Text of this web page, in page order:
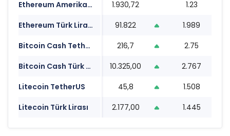
Ethereum Amerikan Doları
1.930,72 1.23
Ethereum Türk Lirası
91.822 1.989
Bitcoin Cash TetherUS
216,7 2.75
Bitcoin Cash Türk Lirası
10.325,00 2.767
Litecoin TetherUS
45,8 1.508
Litecoin Türk Lirası
2.177,00 1.445